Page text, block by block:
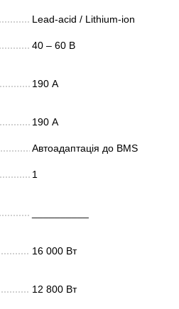
Lead-acid / Lithium-ion
40 – 60 В
190 А
190 А
Автоадаптація до BMS
1
16 000 Вт
12 800 Вт